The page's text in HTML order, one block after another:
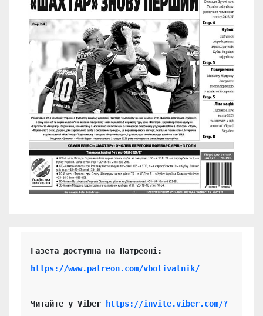
https://www.patreon.com/vbolivalnik/
Читайте у Viber
https://invite.viber.com/?